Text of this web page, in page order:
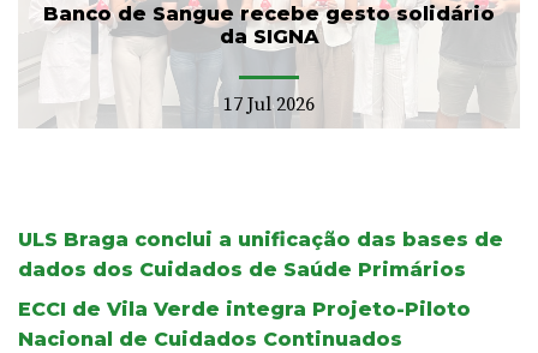
Banco de Sangue recebe gesto solidário
da SIGNA
17 Jul 2026
ULS Braga conclui a unificação das bases de
dados dos Cuidados de Saúde Primários
ECCI de Vila Verde integra Projeto-Piloto
Nacional de Cuidados Continuados